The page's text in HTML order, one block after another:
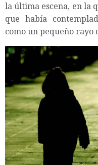
la última escena, en la
que había
como un pequeño rayo